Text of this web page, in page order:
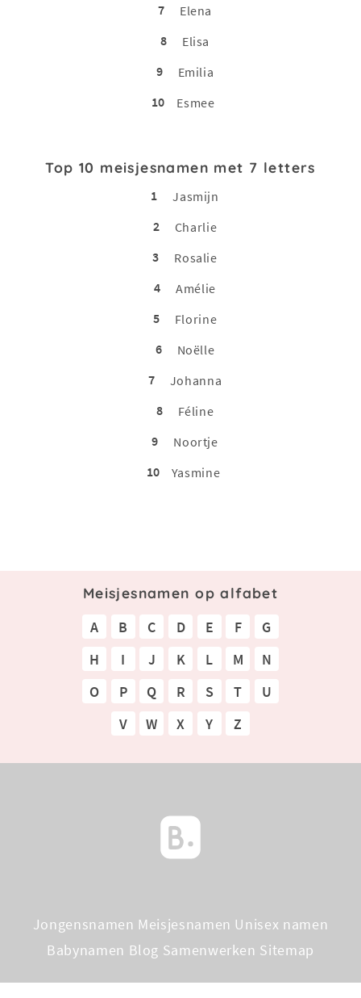
7
Elena
8
Elisa
9
Emilia
10
Esmee
Top 10 meisjesnamen met 7 letters
1
Jasmijn
2
Charlie
3
Rosalie
4
Amélie
5
Florine
6
Noëlle
7
Johanna
8
Féline
9
Noortje
10
Yasmine
Meisjesnamen op alfabet
A B C D E F
G
H
I J K L M
N
O
P Q R S T
U
V
W X Y Z
Jongensnamen Meisjesnamen Unisex namen
Babynamen Blog Samenwerken Sitemap